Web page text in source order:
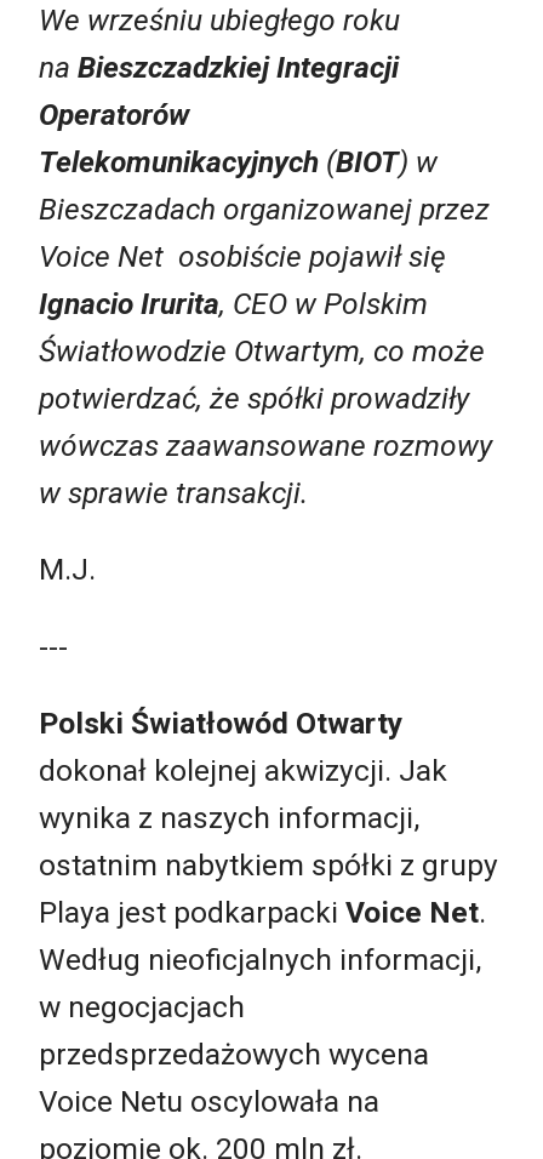
We wrześniu ubiegłego roku
na Bieszczadzkiej Integracji
Operatorów
Telekomunikacyjnych (BIOT) w
Bieszczadach organizowanej przez
Voice Net osobiście pojawił się
Ignacio Irurita, CEO w Polskim
Światłowodzie Otwartym, co może
potwierdzać, że spółki prowadziły
wówczas zaawansowane rozmowy
w sprawie transakcji.
M.J.
---
Polski Światłowód Otwarty
dokonał kolejnej akwizycji. Jak
wynika z naszych informacji,
ostatnim nabytkiem spółki z grupy
Playa jest podkarpacki Voice Net.
Według nieoficjalnych informacji,
w negocjacjach
przedsprzedażowych wycena
Voice Netu oscylowała na
poziomie ok. 200 mln zł.